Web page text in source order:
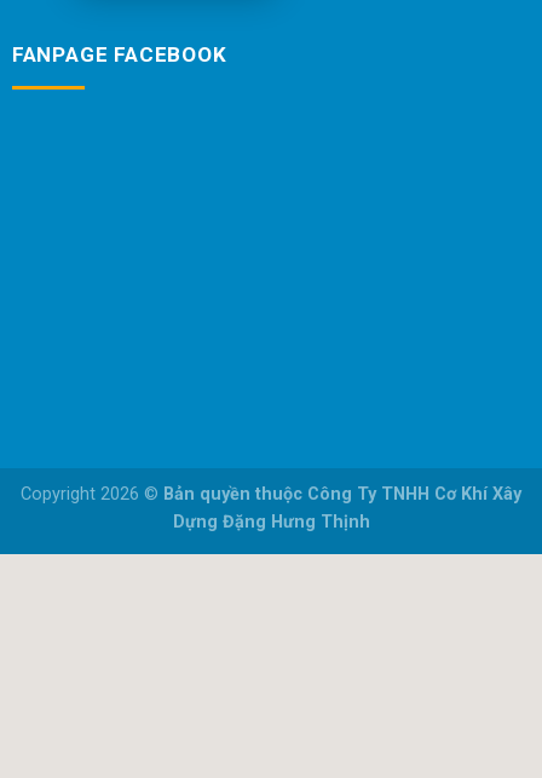
FANPAGE FACEBOOK
Copyright 2026 © Bản quyền thuộc Công Ty TNHH Cơ Khí Xây
Dựng Đặng Hưng Thịnh